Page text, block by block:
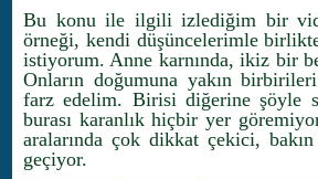
Bu konu ile ilgili izlediğim bir
örneği, kendi düşüncelerimle
istiyorum. Anne karnında, ikiz bir
Onların doğumuna yakın
farz edelim. Birisi diğerine şöyle
burası karanlık hiçbir yer
aralarında çok dikkat çekici,
geçiyor.